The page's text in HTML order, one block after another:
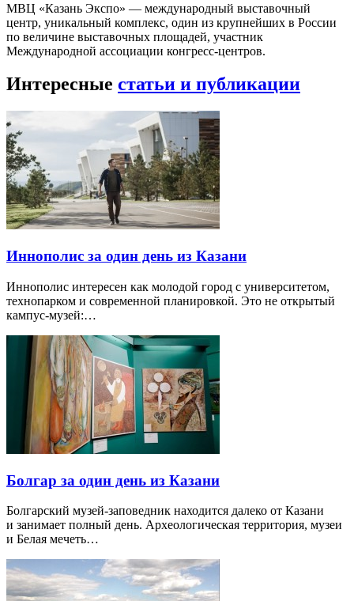
МВЦ «Казань Экспо» — международный выставочный
центр, уникальный комплекс, один из крупнейших в России
по величине выставочных площадей, участник
Международной ассоциации конгресс-центров.
Интересные статьи и публикации
Иннополис за один день из Казани
Иннополис интересен как молодой город с университетом,
технопарком и современной планировкой. Это не открытый
кампус-музей:…
Болгар за один день из Казани
Болгарский музей-заповедник находится далеко от Казани
и занимает полный день. Археологическая территория, музеи
и Белая мечеть…